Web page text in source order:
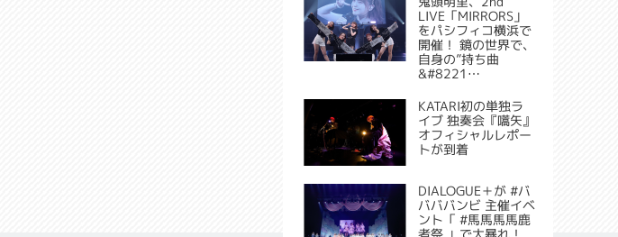
LIVE「MIRRORS」
をパシフィコ横浜で
開催！ 鏡の世界で、
自身の”持ち曲
&#8221…
KATARI初の単独ラ
イブ 独奏会『嚆矢』
オフィシャルレポー
トが到着
DIALOGUE＋が #バ
バババンビ 主催イベ
ント「 #馬馬馬馬鹿